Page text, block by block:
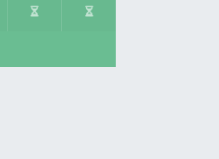
No:134 A